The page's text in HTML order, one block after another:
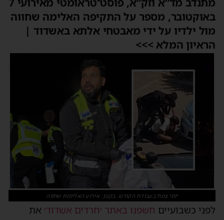
באוקטובר, מספר על התקיפה האלימה שחווה
מול ילדיו על ידי מאבטחי אלתא באשדוד |
הראיון המלא >>>
יוסי צמח בעבודת הקודש. בקטן: אירוע האלימות שחווה
לפני כשבועיים חשפנו באתר ׳חרדים אשדוד׳ את